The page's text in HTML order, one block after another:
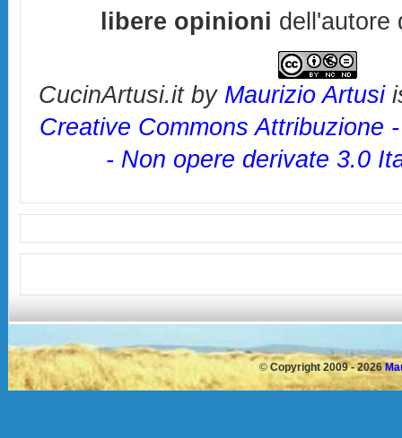
libere opinioni dell'autore
CucinArtusi.itby Maurizio Artusi
Creative Commons Attribuzione
- Non opere derivate 3.0
© Copyright 2009 - 2026